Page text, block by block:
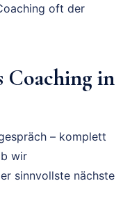
oft der
Coaching in
– komplett
wir
sinnvollste nächste